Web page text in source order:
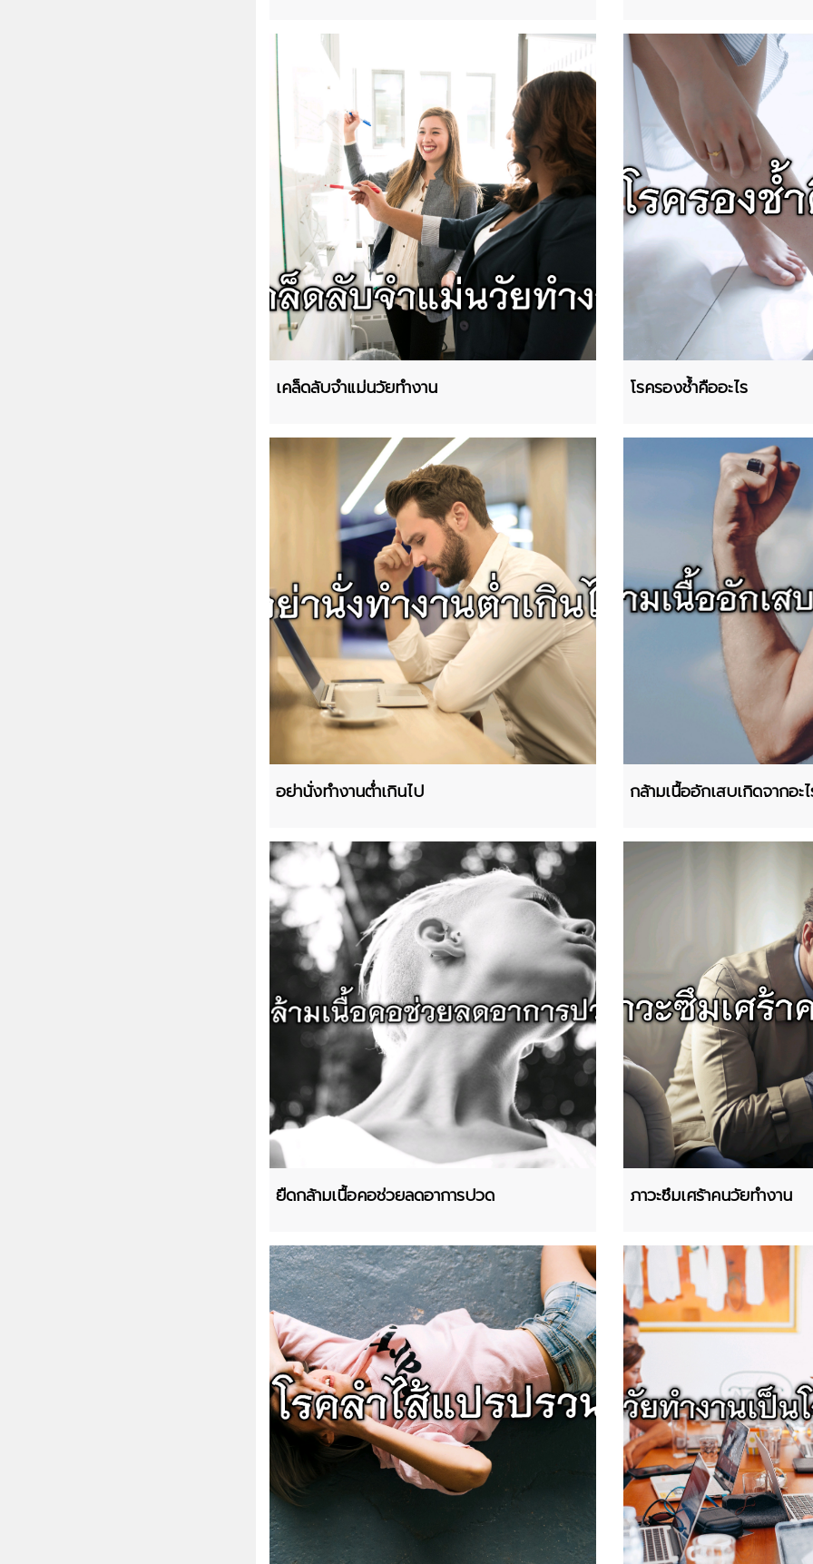
เคล็ดลับจำแม่นวัยทำงาน โรครองช้ำคืออะไร
อย่านั่งทำงานต่ำเกินไป กล้ามเนื้ออักเสบเกิดจากอะ
ยืดกล้ามเนื้อคอช่วยลดอาการปวด ภาวะซึมเศร้าคนวัยทำงาน